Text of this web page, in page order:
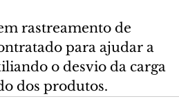
rastreamento de
para ajudar a
o desvio da carga
dos produtos.